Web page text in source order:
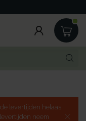
levertijden helaas
neem